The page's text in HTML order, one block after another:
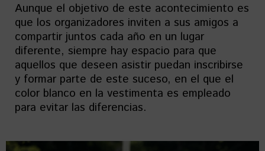
Aunque el objetivo de este acontecimiento es
que los organizadores inviten a sus amigos a
compartir juntos cada año en un lugar
diferente, siempre hay espacio para que
aquellos que deseen asistir puedan inscribirse
y formar parte de este suceso, en el que el
color blanco en la vestimenta es empleado
para evitar las diferencias.